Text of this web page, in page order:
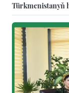
Türkmenistanyň